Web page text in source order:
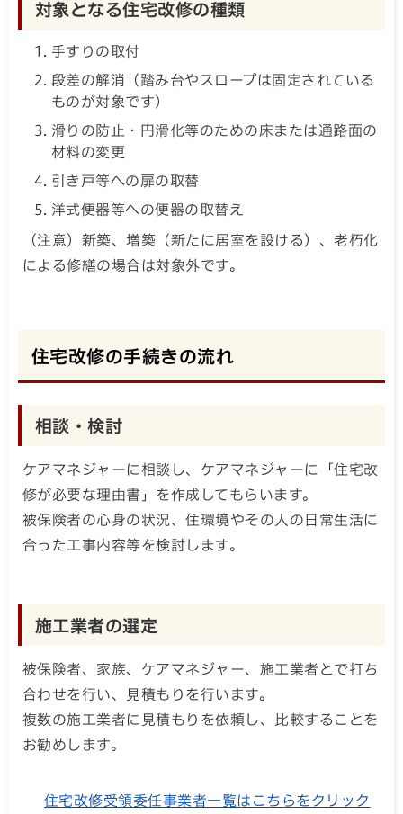
対象となる住宅改修の種類
手すりの取付
段差の解消（踏み台やスロープは固定されている
ものが対象です）
滑りの防止・円滑化等のための床または通路面の
材料の変更
引き戸等への扉の取替
洋式便器等への便器の取替え
（注意）新築、増築（新たに居室を設ける）、老朽化
による修繕の場合は対象外です。
住宅改修の手続きの流れ
相談・検討
ケアマネジャーに相談し、ケアマネジャーに「住宅改
修が必要な理由書」を作成してもらいます。
被保険者の心身の状況、住環境やその人の日常生活に
合った工事内容等を検討します。
施工業者の選定
被保険者、家族、ケアマネジャー、施工業者とで打ち
合わせを行い、見積もりを行います。
複数の施工業者に見積もりを依頼し、比較することを
お勧めします。
住宅改修受領委任事業者一覧はこちらをクリック